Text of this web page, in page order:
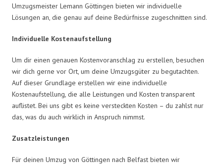
Umzugsmeister Lemann Göttingen bieten wir individuelle
Lösungen an, die genau auf deine Bedürfnisse zugeschnitten sind.
Individuelle Kostenaufstellung
Um dir einen genauen Kostenvoranschlag zu erstellen, besuchen
wir dich gerne vor Ort, um deine Umzugsgüter zu begutachten.
Auf dieser Grundlage erstellen wir eine individuelle
Kostenaufstellung, die alle Leistungen und Kosten transparent
auflistet. Bei uns gibt es keine versteckten Kosten – du zahlst nur
das, was du auch wirklich in Anspruch nimmst.
Zusatzleistungen
Für deinen Umzug von Göttingen nach Belfast bieten wir